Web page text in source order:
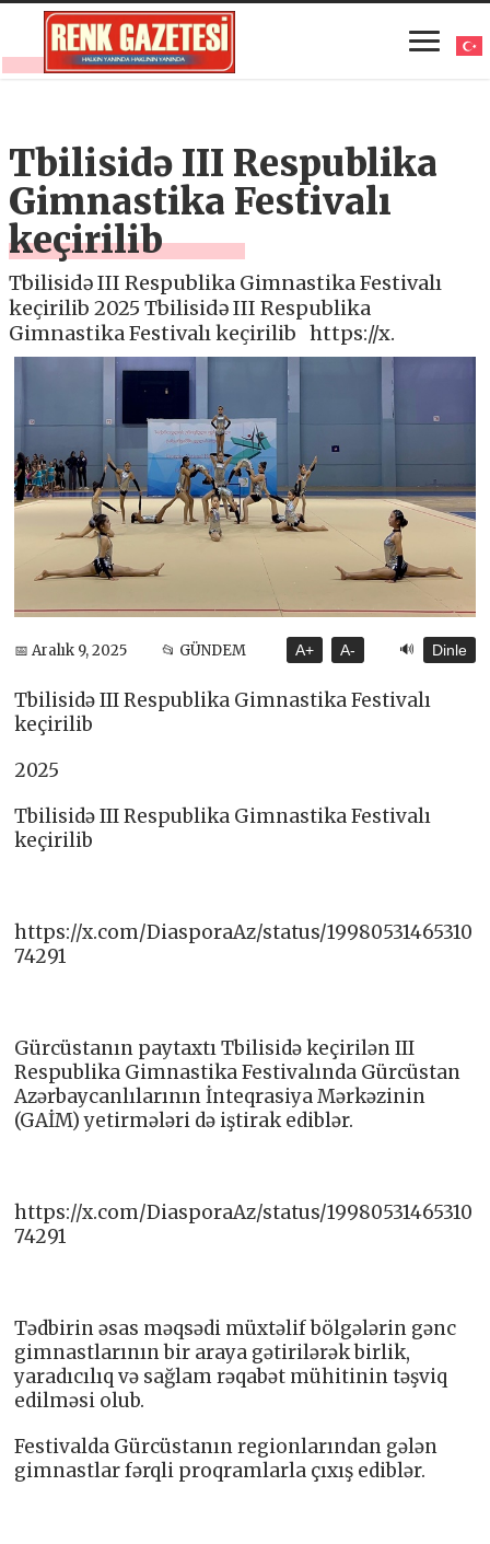
Tbilisidə III Respublika
Gimnastika Festivalı
keçirilib
Tbilisidə III Respublika Gimnastika Festivalı
keçirilib 2025 Tbilisidə III Respublika
Gimnastika Festivalı keçirilib https://x.
📅 Aralık 9, 2025 📂 GÜNDEM A+ A- 🔊 Dinle
Tbilisidə III Respublika Gimnastika Festivalı
keçirilib
2025
Tbilisidə III Respublika Gimnastika Festivalı
keçirilib
https://x.com/DiasporaAz/status/19980531465310
74291
Gürcüstanın paytaxtı Tbilisidə keçirilən III
Respublika Gimnastika Festivalında Gürcüstan
Azərbaycanlılarının İnteqrasiya Mərkəzinin
(GAİM) yetirmələri də iştirak ediblər.
https://x.com/DiasporaAz/status/19980531465310
74291
Tədbirin əsas məqsədi müxtəlif bölgələrin gənc
gimnastlarının bir araya gətirilərək birlik,
yaradıcılıq və sağlam rəqabət mühitinin təşviq
edilməsi olub.
Festivalda Gürcüstanın regionlarından gələn
gimnastlar fərqli proqramlarla çıxış ediblər.